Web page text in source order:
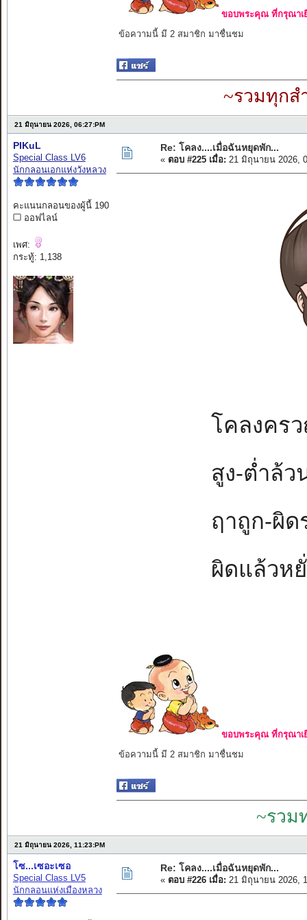
ขอบพระคุณ ที่กรุณาเ
ข้อความนี้ มี 2 สมาชิก มาชื่นชม
~รวมทุกส
21 มิถุนายน 2026, 06:27:PM
PIKuL
Special Class LV6
นักกลอนเอกแห่งวังหลวง
คะแนนกลอนของผู้นี้ 190
ออฟไลน์
เพศ:
กระทู้: 1,138
Re: โคลง....เมื่อฉันหยุดพัก...
« ตอบ #225 เมื่อ: 21 มิถุนายน 2026,
โคลงคร
สูง-ต่ำล้ว
ฤาถูก-ผิด
ผิดแล้วห
ขอบพระคุณ ที่กรุณาเ
ข้อความนี้ มี 2 สมาชิก มาชื่นชม
~รวม
21 มิถุนายน 2026, 11:23:PM
โซ...เซอะเซอ
Special Class LV5
นักกลอนแห่งเมืองหลวง
Re: โคลง....เมื่อฉันหยุดพัก...
« ตอบ #226 เมื่อ: 21 มิถุนายน 2026,